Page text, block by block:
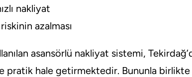
nakliyat
azalması
asansörlü nakliyat sistemi,
pratik hale getirmektedir. Bununla birlikte